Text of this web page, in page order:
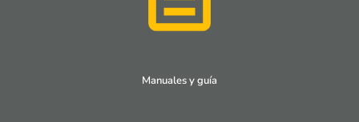
Manuales y guía